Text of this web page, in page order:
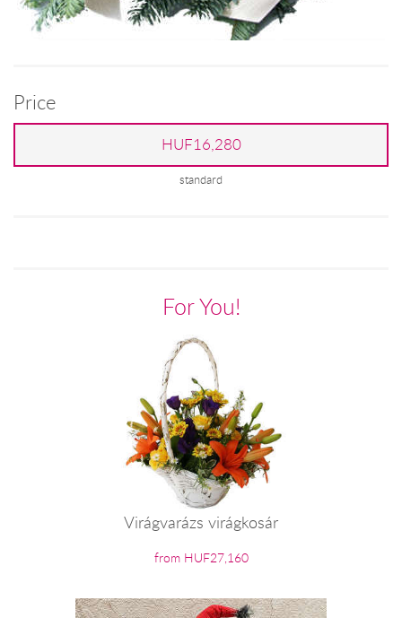
Price
HUF16,280
standard
For You!
Virágvarázs virágkosár
from HUF27,160